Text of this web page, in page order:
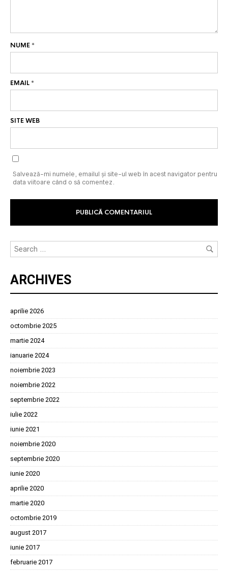
NUME*
EMAIL*
SITE WEB
Salvează-mi numele, emailul și site-ul web în acest navigator pentru
data viitoare când o să comentez.
ARCHIVES
aprilie 2026
octombrie 2025
martie 2024
ianuarie 2024
noiembrie 2023
noiembrie 2022
septembrie 2022
iulie 2022
iunie 2021
noiembrie 2020
septembrie 2020
iunie 2020
aprilie 2020
martie 2020
octombrie 2019
august 2017
iunie 2017
februarie 2017